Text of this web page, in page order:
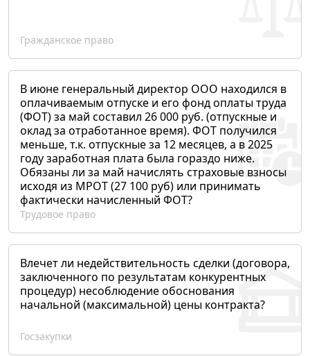
Гражданское право
В июне генеральный директор ООО находился в
оплачиваемым отпуске и его фонд оплаты труда
(ФОТ) за май составил 26 000 руб. (отпускные и
оклад за отработанное время). ФОТ получился
меньше, т.к. отпускные за 12 месяцев, а в 2025
году заработная плата была гораздо ниже.
Обязаны ли за май начислять страховые взносы
исходя из МРОТ (27 100 руб) или принимать
фактически начисленный ФОТ?
Трудовое право
Влечет ли недействительность сделки (договора,
заключенного по результатам конкурентных
процедур) несоблюдение обоснования
начальной (максимальной) цены контракта?
Госзакупки